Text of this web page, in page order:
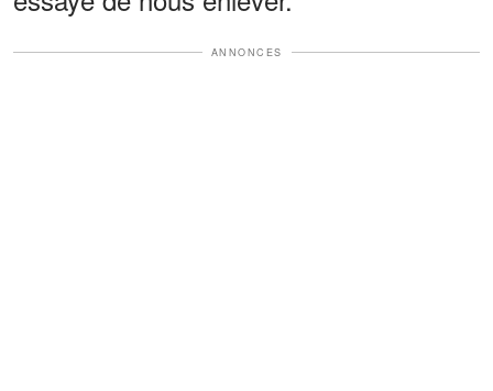
ANNONCES